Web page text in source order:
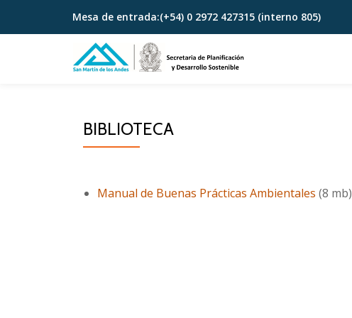
Skip
Mesa de entrada:(+54) 0 2972 427315 (interno 805)
BIBLIOTECA
Manual de Buenas Prácticas Ambientales (8 mb)